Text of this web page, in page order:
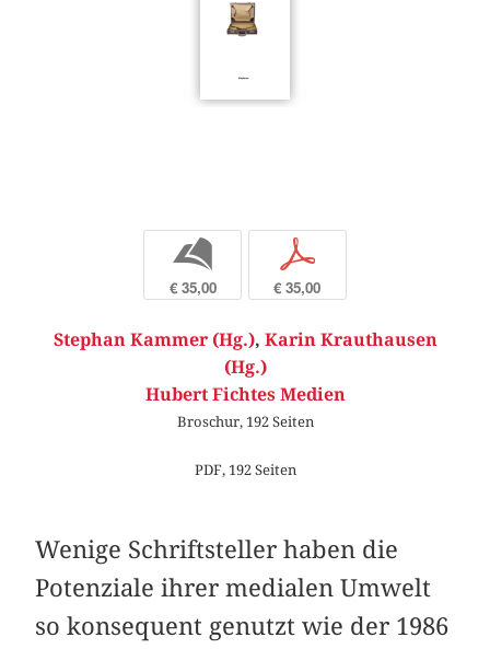
b
€ 35,00
p
€ 35,00
Stephan Kammer (Hg.), Karin Krauthausen
(Hg.)
Hubert Fichtes Medien
Broschur, 192 Seiten
PDF, 192 Seiten
Wenige Schriftsteller haben die
Potenziale ihrer medialen Umwelt
so konsequent genutzt wie der 1986